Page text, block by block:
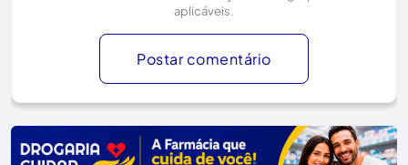
aplicáveis.
Postar comentário